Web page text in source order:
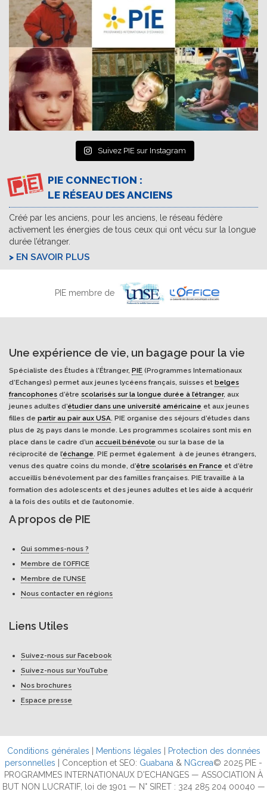
Suivez PIE sur Instagram
PIE CONNECTION :
LE RÉSEAU DES ANCIENS
Créé par les anciens, pour les anciens, le réseau fédère
activement les énergies de tous ceux qui ont vécu sur la longue
durée l’étranger.
EN SAVOIR PLUS
PIE membre de
Une expérience de vie, un bagage pour la vie
Spécialiste des Études à l'Étranger, PIE (Programmes Internationaux
d’Echanges) permet aux jeunes lycéens français, suisses et belges
francophones d’être scolarisés sur la longue durée à l’étranger, aux
jeunes adultes d’étudier dans une université américaine et aux jeunes
filles de partir au pair aux USA. PIE organise des séjours d’études dans
plus de 25 pays dans le monde. Les programmes scolaires sont mis en
place dans le cadre d’un accueil bénévole ou sur la base de la
réciprocité de l’échange. PIE permet également à de jeunes étrangers,
venus des quatre coins du monde, d’être scolarisés en France et d’être
accueillis bénévolement par des familles françaises. PIE travaille à la
formation des adolescents et des jeunes adultes et les aide à acquérir
à la fois des outils et de l’autonomie.
A propos de PIE
Qui sommes-nous ?
Membre de l’OFFICE
Membre de l’UNSE
Nous contacter en régions
Liens Utiles
Suivez-nous sur Facebook
Suivez-nous sur YouTube
Nos brochures
Espace presse
Conditions générales Mentions légales
Protection des données
personnelles | Conception et SEO: Guabana & NGcrea© 2025 PIE -
PROGRAMMES INTERNATIONAUX D'ECHANGES — ASSOCIATION À
BUT NON LUCRATIF, loi de 1901 — N° SIRET : 324 285 204 00040 —